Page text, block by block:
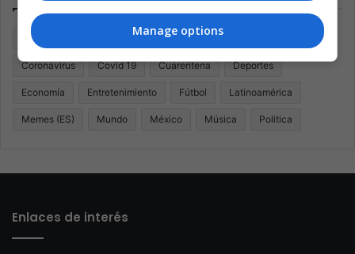
Argentina Cine Cine y televisión
Coronavirus Covid 19 Cuarentena Deportes
Economía Entretenimiento Fútbol Latinoamérica
Memes (ES) Mundo México Música Politica
Enlaces de interés
Manage options